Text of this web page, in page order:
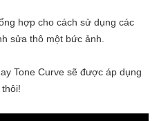
hợp cho cách sử dụng các
sửa thô một bức ảnh.
Tone Curve sẽ được áp dụng